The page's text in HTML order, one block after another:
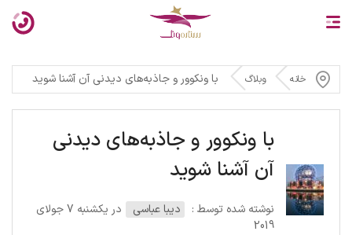
خانه وبلاگ با ونکوور و جاذبه‌های دیدنی آن آشنا شوید
با ونکوور و جاذبه‌های دیدنی
آن آشنا شوید
نوشته شده توسط : دیبا عباسی
در یکشنبه 7 جولای
2019